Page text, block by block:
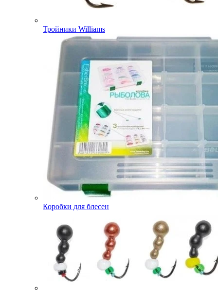
Тройники Williams
Коробки для блесен